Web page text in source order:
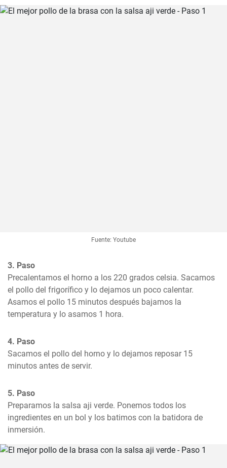
Fuente: Youtube
3. Paso
Precalentamos el horno a los 220 grados celsia. Sacamos
el pollo del frigorífico y lo dejamos un poco calentar.
Asamos el pollo 15 minutos después bajamos la
temperatura y lo asamos 1 hora.
4. Paso
Sacamos el pollo del horno y lo dejamos reposar 15
minutos antes de servir.
5. Paso
Preparamos la salsa aji verde. Ponemos todos los
ingredientes en un bol y los batimos con la batidora de
inmersión.